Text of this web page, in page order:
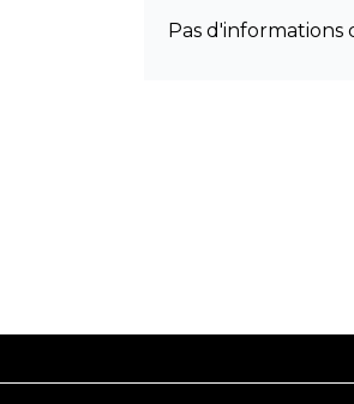
Pas d'informations